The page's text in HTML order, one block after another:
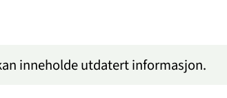
inneholde utdatert informasjon.